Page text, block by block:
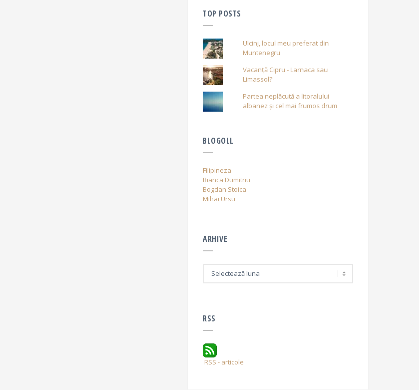
TOP POSTS
Ulcinj, locul meu preferat din
Muntenegru
Vacanță Cipru - Larnaca sau
Limassol?
Partea neplăcută a litoralului
albanez și cel mai frumos drum
BLOGOLL
Filipineza
Bianca Dumitriu
Bogdan Stoica
Mihai Ursu
ARHIVE
RSS
RSS - articole